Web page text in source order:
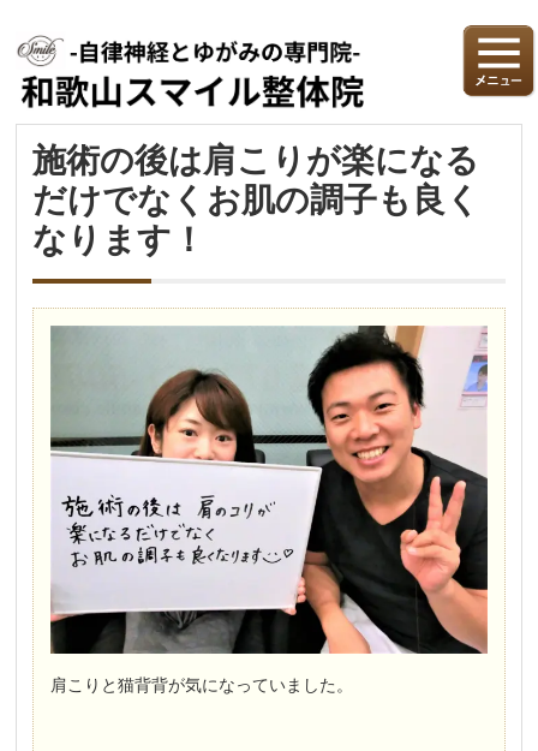
施術の後は肩こりが楽になる
だけでなくお肌の調子も良く
なります！
肩こりと猫背背が気になっていました。